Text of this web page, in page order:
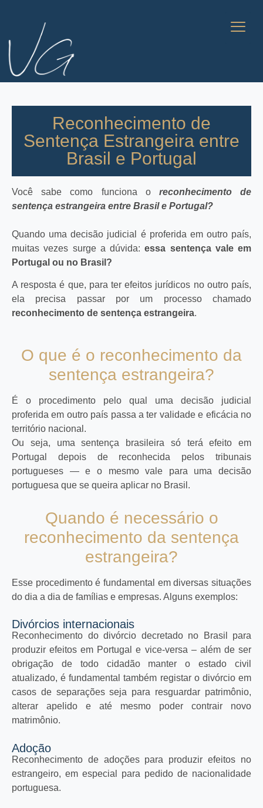
Reconhecimento de
Sentença Estrangeira entre
Brasil e Portugal
Você sabe como funciona o reconhecimento de
sentença estrangeira entre Brasil e Portugal?
Quando uma decisão judicial é proferida em outro país,
muitas vezes surge a dúvida:essa sentença vale em
Portugal ou no Brasil?
A resposta é que, para ter efeitos jurídicos no outro país,
ela precisa passar por um processo chamado
reconhecimento de sentença estrangeira.
O que é o reconhecimento da
sentença estrangeira?
É o procedimento pelo qual uma decisão judicial
proferida em outro país passa a ter validade e eficácia no
território nacional.
Ou seja, uma sentença brasileira só terá efeito em
Portugal depois de reconhecida pelos tribunais
portugueses — e o mesmo vale para uma decisão
portuguesa que se queira aplicar no Brasil.
Quando é necessário o
reconhecimento da sentença
estrangeira?
Esse procedimento é fundamental em diversas situações
do dia a dia de famílias e empresas. Alguns exemplos:
Divórcios internacionais
Reconhecimento do divórcio decretado no Brasil para
produzir efeitos em Portugal e vice-versa – além de ser
obrigação de todo cidadão manter o estado civil
atualizado, é fundamental também registar o divórcio em
casos de separações seja para resguardar patrimônio,
alterar apelido e até mesmo poder contrair novo
matrimônio.
Adoção
Reconhecimento de adoções para produzir efeitos no
estrangeiro, em especial para pedido de nacionalidade
portuguesa.